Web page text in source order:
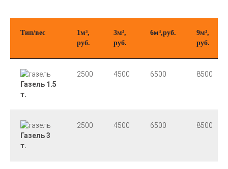
Тип/вес
1м³,
руб.
3м³,
руб.
6м³,руб.
9м³,
руб.
Газель 1.5
т.
2500 4500 6500 8500
Газель 3
т.
2500 4500 6500 8500